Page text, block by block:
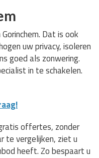
Dat is ook
uw privacy, isoleren
goed als zonwering.
in te schakelen.
offertes, zonder
te vergelijken, ziet u
heeft. Zo bespaart u